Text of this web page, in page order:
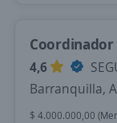
Coordinador
4,6
Barranquilla,
$ 4.000.000,00